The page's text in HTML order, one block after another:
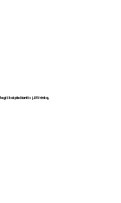
plečiantis į JAV rinką.